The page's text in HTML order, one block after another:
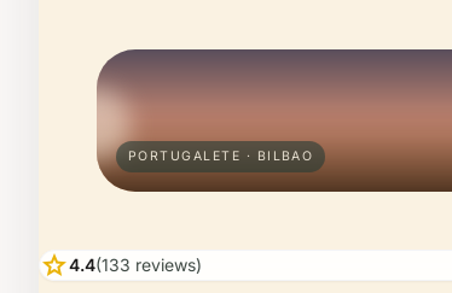
PORTUGALETE · BILBAO
star4.4(133 reviews)